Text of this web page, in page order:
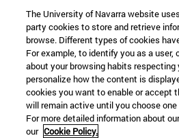
Configuración de cookies
Localizador de campus
The University of Navarra website
party cookies to store and retrieve
browse. Different types of cookies
For example, to identify you as a user,
about your browsing habits respecting
personalize how the content is
cookies you want to enable or accept
will remain active until you choose
For more detailed information about
our Cookie Policy.